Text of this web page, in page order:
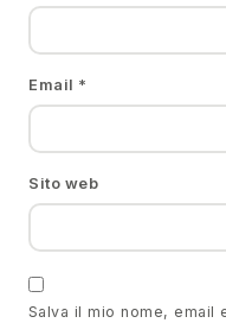
Email *
Sito web
Salva il mio nome,